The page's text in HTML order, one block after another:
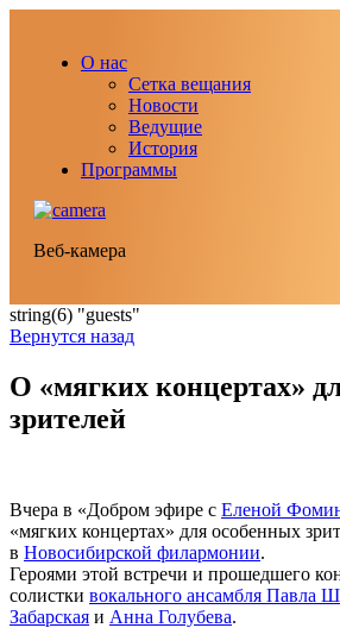
О нас
Сетка вещания
Новости
Ведущие
История
Программы
Веб-камера
string(6) "guests"
Вернутся назад
О «мягких концертах»
зрителей
Вчера в «Добром эфире с Еленой
«мягких концертах» для особенных
в Новосибирской филармонии.
Героями этой встречи и прошедшего
солистки вокального ансамбля Павла
Забарская и Анна Голубева.